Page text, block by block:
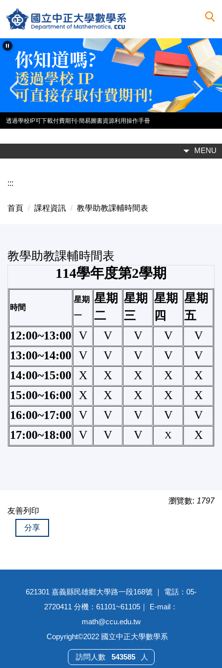
到
主
要
透過學校IP可下載付費期刊-簡易圖書資源利用操作手冊
MENU
:::
首頁 課程資訊 教學助教課輔時間表
教學助教課輔時間表
114學年度第2學期
時間
星期
一
星期
二
星期
三
星期
四
星期
五
12:00~13:00
V V V V
V
13:00~14:00
V V V V
V
14:00~15:00
X X X X
X
15:00~16:00
X X X X
X
16:00~17:00
V V V V
V
17:00~18:00
V V V X X
瀏覽數: 1797
友善列印
分享
621301 嘉義縣民雄鄉大學路一段168號 ｜ 電話：05-
2720411 分機：61101~61105｜ E-mail：
math@ccu.edu.tw
Copyright©2022 國立中正大學數學系
543585